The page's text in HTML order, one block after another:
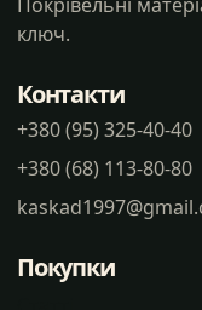
ключ.
Контакти
+380 (95) 325-40-40
+380 (68) 113-80-80
Покупки